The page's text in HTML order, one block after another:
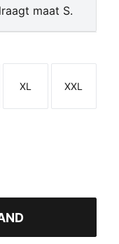
maat S.
Maat
XL
Maat
XXL